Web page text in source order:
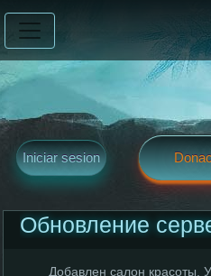
Iniciar sesion
Добавлен салон красоты.